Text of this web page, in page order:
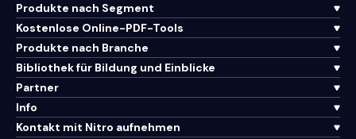
Produkte nach Segment
Kostenlose Online-PDF-Tools
Produkte nach Branche
Bibliothek für Bildung und Einblicke
Partner
Info
Kontakt mit Nitro aufnehmen